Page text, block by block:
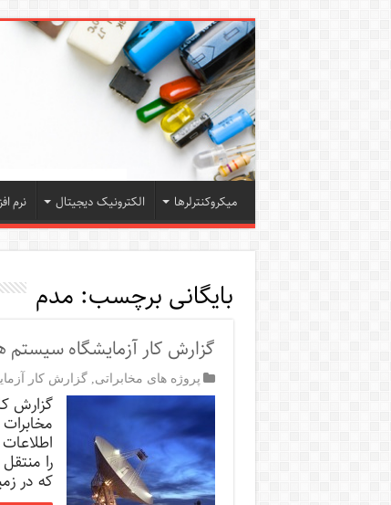
میکروکنترلرها الکترونیک دیجیتال نرم
بایگانی برچسب: مدم
گزارش کار آزمایشگاه سیستم
پروژه های مخابراتی ,گزارش کار
گزارش
را
که در